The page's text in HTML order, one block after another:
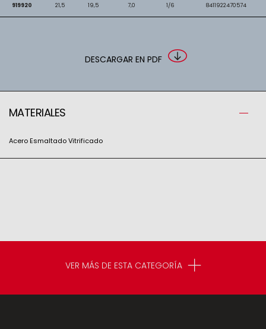
919920 21,5 19,5 7,0 1/6 8411922470574
DESCARGAR EN PDF
MATERIALES
Acero Esmaltado Vitrificado
VER MÁS DE ESTA CATEGORÍA